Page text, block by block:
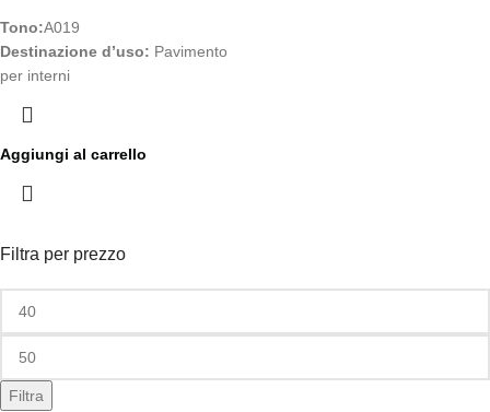
Filtra per prezzo
Filtra
Tono:A019
Destinazione d’uso: Pavimento
per interni
Aggiungi al carrello